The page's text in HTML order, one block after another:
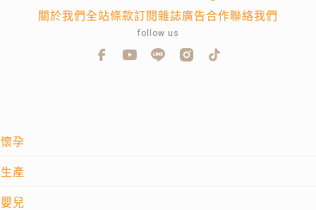
懷孕
生產
嬰兒
關於我們全站條款訂閱雜誌廣告合作聯絡我們
follow us